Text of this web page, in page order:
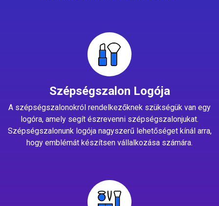
Szépségszalon Logója
A szépségszalonokról rendelkezőknek szükségük van egy
logóra, amely segít észrevenni szépségszalonjukat.
Szépségszalonunk logója nagyszerű lehetőséget kínál arra,
hogy emblémát készítsen vállalkozása számára.